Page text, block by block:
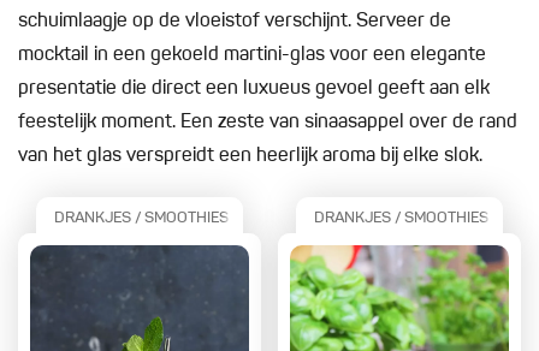
schuimlaagje op de vloeistof verschijnt. Serveer de
mocktail in een gekoeld martini-glas voor een elegante
presentatie die direct een luxueus gevoel geeft aan elk
feestelijk moment. Een zeste van sinaasappel over de rand
van het glas verspreidt een heerlijk aroma bij elke slok.
DRANKJES / SMOOTHIES DRANKJES / SMOOTHIES